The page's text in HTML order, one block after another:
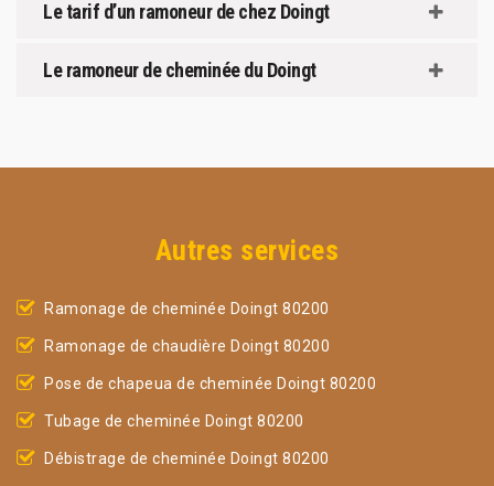
Le tarif d’un ramoneur de chez Doingt
Le ramoneur de cheminée du Doingt
Autres services
Ramonage de cheminée Doingt 80200
Ramonage de chaudière Doingt 80200
Pose de chapeua de cheminée Doingt 80200
Tubage de cheminée Doingt 80200
Débistrage de cheminée Doingt 80200